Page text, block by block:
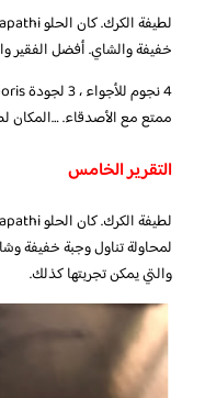
خفيفة والشاي. أفضل الفقير
ممتع مع الأصدقاء. …المكان
التقرير الخامس
لمحاولة تناول وجبة خفيفة
والتي يمكن تجربتها كذلك.